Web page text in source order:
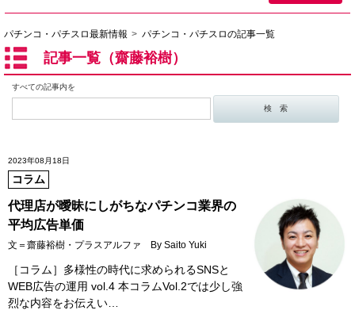
パチンコ・パチスロ最新情報 パチンコ・パチスロの記事一覧
記事一覧（齋藤裕樹）
すべての記事内を
2023年08月18日
コラム
代理店が曖昧にしがちなパチンコ業界の
平均広告単価
文＝齋藤裕樹・プラスアルファ By Saito Yuki
［コラム］多様性の時代に求められるSNSと
WEB広告の運用 vol.4 本コラムVol.2では少し強
烈な内容をお伝えい…